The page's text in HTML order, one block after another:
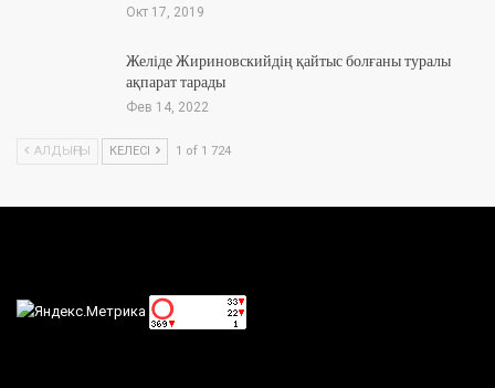
Окт 17, 2019
Желіде Жириновскийдің қайтыс болғаны туралы
ақпарат тарады
Фев 14, 2022
АЛДЫҢҒЫ КЕЛЕСІ 1 of 1 724